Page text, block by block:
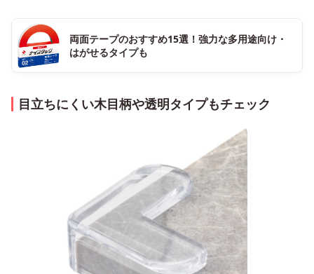
両面テープのおすすめ15選！強力な多用途向け・
はがせるタイプも
目立ちにくい木目柄や透明タイプもチェック